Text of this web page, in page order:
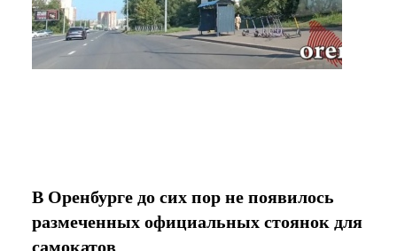
В Оренбурге до сих пор не появилось
размеченных официальных стоянок для